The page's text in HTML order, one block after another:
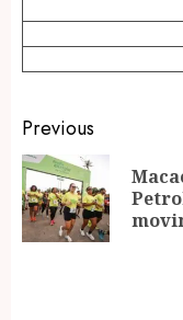
Post
navigation
Previous